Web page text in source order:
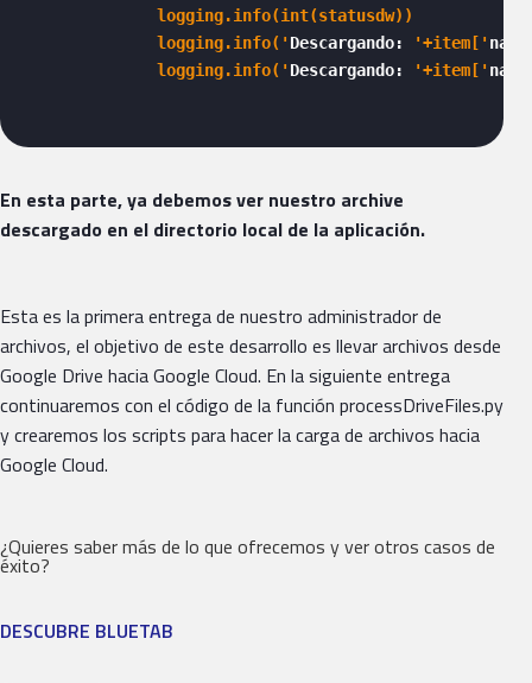
              logging.info(int(statusdw))
              logging.info('
Descargando: '+item[' name
              logging.info('
Descargando: '+item[' name
En esta parte, ya debemos ver nuestro archive
descargado en el directorio local de la aplicación.
Esta es la primera entrega de nuestro administrador de
archivos, el objetivo de este desarrollo es llevar archivos desde
Google Drive hacia Google Cloud. En la siguiente entrega
continuaremos con el código de la función processDriveFiles.py
y crearemos los scripts para hacer la carga de archivos hacia
Google Cloud.
¿Quieres saber más de lo que ofrecemos y ver otros casos de
éxito?
DESCUBRE BLUETAB